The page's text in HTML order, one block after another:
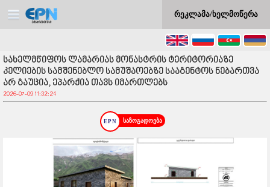
რეკლამა/ხელმოწერა
სახელმწიფოს ლამარიას მონასტრის ტერიტორიაზე
კელიების სამშენებლო სამუშაოებზე სააგენტოს ნებართვა
არ გაუცია, ეპარქია თავს იმართლებს
2026-07-09 11:32:24
საზოგადოება